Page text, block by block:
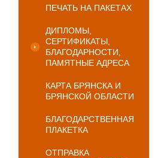
ПЕЧАТЬ НА ПАКЕТАХ
ДИПЛОМЫ,
СЕРТИФИКАТЫ,
БЛАГОДАРНОСТИ,
ПАМЯТНЫЕ АДРЕСА
КАРТА БРЯНСКА И
БРЯНСКОЙ ОБЛАСТИ
БЛАГОДАРСТВЕННАЯ
ПЛАКЕТКА
ОТПРАВКА